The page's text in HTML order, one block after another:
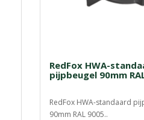
RedFox HWA-
pijpbeugel 90mm
RedFox HWA-standaard
90mm RAL 9005..